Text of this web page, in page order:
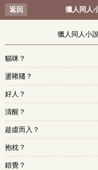
返回 獵人同人
獵人同人小
貓咪？
盪鞦韆？
好人？
清醒？
趁虛而入？
抱枕？
錯覺？